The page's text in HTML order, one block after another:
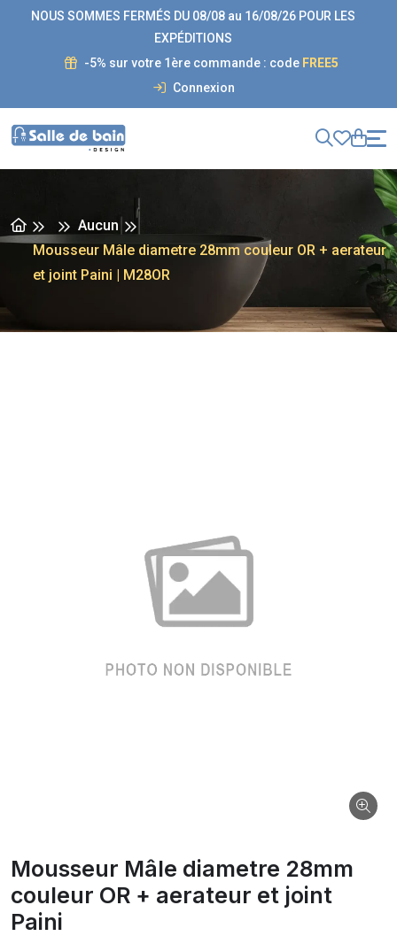
NOUS SOMMES FERMÉS DU 08/08 au 16/08/26 POUR LES
EXPÉDITIONS
-5% sur votre 1ère commande : code FREE5
Connexion
Aucun
Mousseur Mâle diametre 28mm couleur OR + aerateur
et joint Paini | M28OR
Mousseur Mâle diametre 28mm
couleur OR + aerateur et joint
Paini